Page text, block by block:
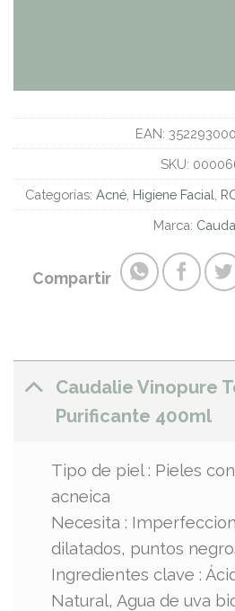
EAN:
SKU:
Categorías: Acné, Higiene Facial
Marca:
Compartir
Caudalie Vinopure
Purificante 400ml
Tipo de piel : Pieles
acneica
Necesita :
dilatados, puntos
Ingredientes clave :
Natural, Agua de uva